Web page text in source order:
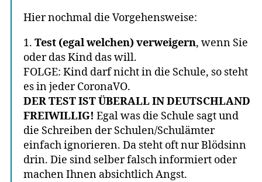
Hier nochmal die Vorgehensweise:
1. Test (egal welchen) verweigern, wenn Sie
oder das Kind das will.
FOLGE: Kind darf nicht in die Schule, so steht
es in jeder CoronaVO.
DER TEST IST ÜBERALL IN DEUTSCHLAND
FREIWILLIG! Egal was die Schule sagt und
die Schreiben der Schulen/Schulämter
einfach ignorieren. Da steht oft nur Blödsinn
drin. Die sind selber falsch informiert oder
machen Ihnen absichtlich Angst.